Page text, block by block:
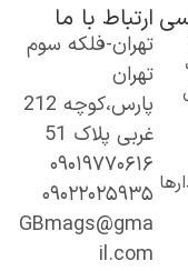
ارتباط با ما
تهران-فلکه سوم
تهران
پارس،کوچه 212
غربی پلاک 51
۰۹۰۱۹۷۷۰۶۱۶
۰۹۰۲۲۰۲۵۹۳۵
GBmags@gma
il.com